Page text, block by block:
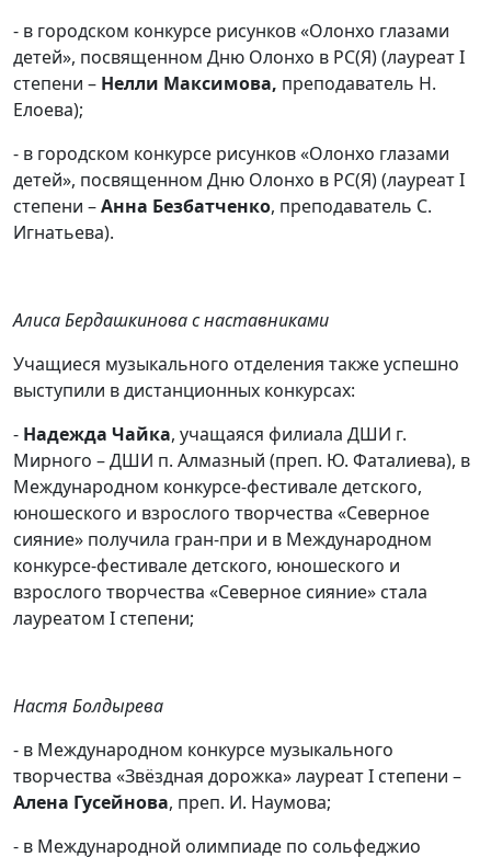
- в городском конкурсе рисунков «Олонхо глазами
детей», посвященном Дню Олонхо в РС(Я) (лауреат I
степени – Нелли Максимова, преподаватель Н.
Елоева);
- в городском конкурсе рисунков «Олонхо глазами
детей», посвященном Дню Олонхо в РС(Я) (лауреат I
степени –Анна Безбатченко, преподаватель С.
Игнатьева).
Алиса Бердашкинова с наставниками
Учащиеся музыкального отделения также успешно
выступили в дистанционных конкурсах:
- Надежда Чайка, учащаяся филиала ДШИ г.
Мирного – ДШИ п. Алмазный (преп. Ю. Фаталиева), в
Международном конкурсе-фестивале детского,
юношеского и взрослого творчества «Северное
сияние» получила гран-при и в Международном
конкурсе-фестивале детского, юношеского и
взрослого творчества «Северное сияние» стала
лауреатом I степени;
Настя Болдырева
- в Международном конкурсе музыкального
творчества «Звёздная дорожка» лауреат I степени –
Алена Гусейнова, преп. И. Наумова;
- в Международной олимпиаде по сольфеджио